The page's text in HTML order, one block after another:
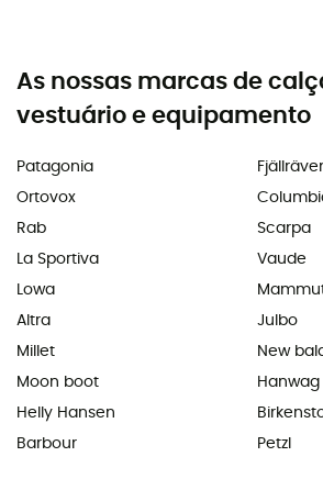
As nossas marcas de
vestuário e equipamento
Patagonia
Ortovox
Rab
La Sportiva
Lowa
Altra
Millet
Moon boot
Helly Hansen
Barbour
Scarpa
Vaude
Julbo
New
Hanwag
Petzl